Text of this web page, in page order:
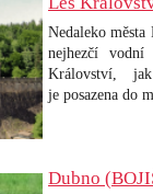
Nedaleko
nejhezčí vodní
Království,
je posazena do
Dubno